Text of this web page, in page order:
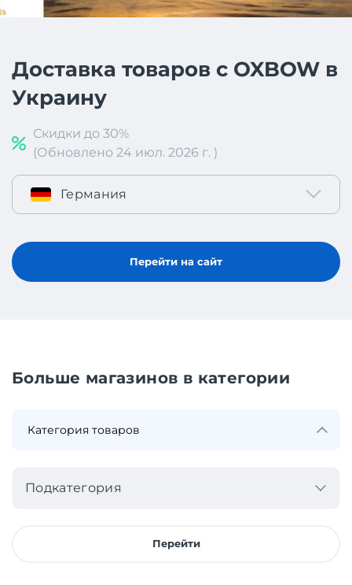
Доставка товаров с OXBOW в
Украину
Скидки до 30%
(Обновлено 24 июл. 2026 г. )
Германия
Перейти на сайт
Больше магазинов в категории
Подкатегория
Перейти